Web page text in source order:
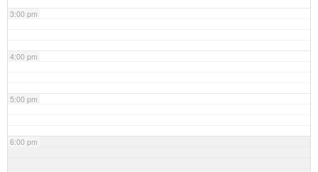
3:00 pm
4:00 pm
5:00 pm
6:00 pm